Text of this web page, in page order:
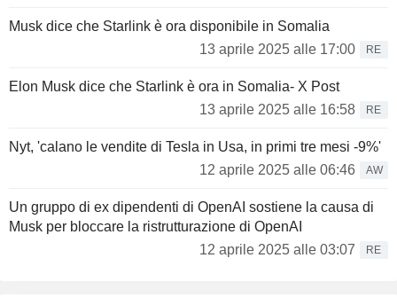
Musk dice che Starlink è ora disponibile in Somalia
13 aprile 2025 alle 17:00
RE
Elon Musk dice che Starlink è ora in Somalia- X Post
13 aprile 2025 alle 16:58
RE
Nyt, 'calano le vendite di Tesla in Usa, in primi tre mesi -9%'
12 aprile 2025 alle 06:46
AW
Un gruppo di ex dipendenti di OpenAI sostiene la causa di
Musk per bloccare la ristrutturazione di OpenAI
12 aprile 2025 alle 03:07
RE